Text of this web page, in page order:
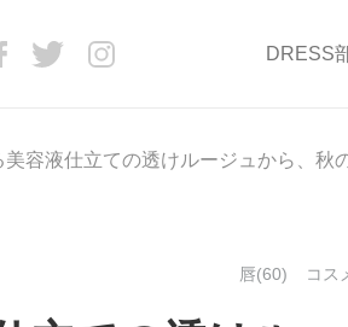
DRESS
容液仕立ての透けルージュから、秋
唇(60) コス